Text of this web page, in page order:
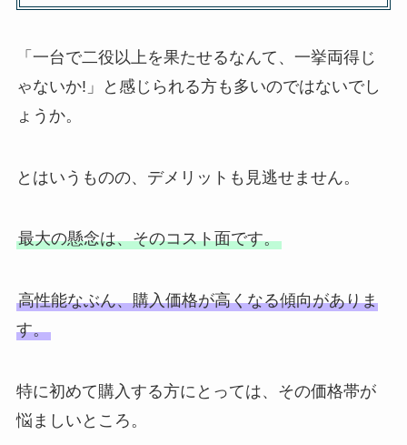
「一台で二役以上を果たせるなんて、一挙両得じ
ゃないか!」と感じられる方も多いのではないでし
ょうか。
とはいうものの、デメリットも見逃せません。
最大の懸念は、そのコスト面です。
高性能なぶん、購入価格が高くなる傾向がありま
す。
特に初めて購入する方にとっては、その価格帯が
悩ましいところ。